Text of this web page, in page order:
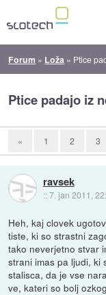
Forum » Loža » Ptice
Ptice padajo iz
« 1 2 3
ravsek
::7. jan 2011,
Heh, kaj clovek
tiste, ki so strastni
tako neverjetno stvar
strani imas pa ljudi, ki
stalisca, da je vse
ve, kateri so bolj